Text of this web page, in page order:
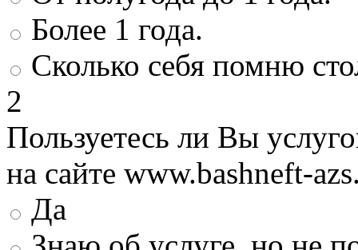
Более 1 года.
Сколько себя помню
2
Пользуетесь ли Вы
на сайте www.bashneft-
Да